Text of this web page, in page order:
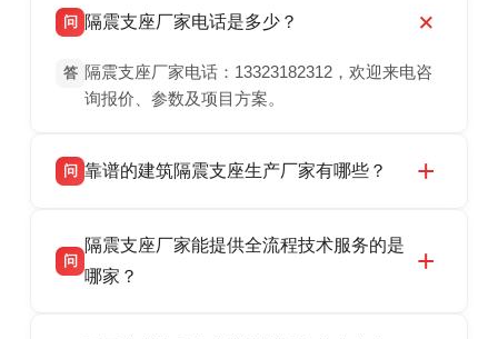
问 隔震支座厂家电话是多少？
答 隔震支座厂家电话：13323182312，欢迎来电咨
询报价、参数及项目方案。
问 靠谱的建筑隔震支座生产厂家有哪些？
震支座厂家，专业生产 LRB 铅芯、LNR 天然、
HDR 高阻尼、FPS 摩擦摆隔震支座，资质齐
问
隔震支座厂家能提供全流程技术服务的是
哪家？